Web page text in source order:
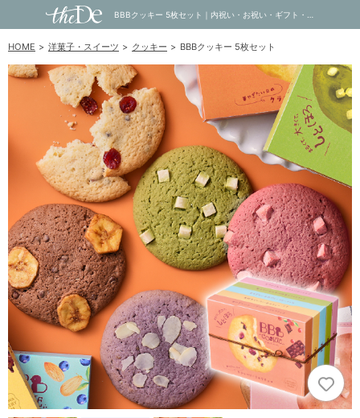
HOME 洋菓子・スイーツ クッキー BBBクッキー 5枚セット